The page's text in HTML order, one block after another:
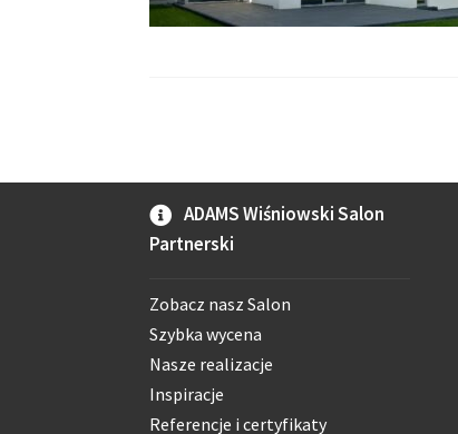
ADAMS Wiśniowski Salon
Partnerski
Zobacz nasz Salon
Szybka wycena
Nasze realizacje
Inspiracje
Referencje i certyfikaty